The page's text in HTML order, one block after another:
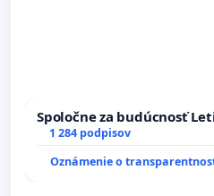
Spoločne za budúcnosť
1 284 podpisov
Oznámenie o